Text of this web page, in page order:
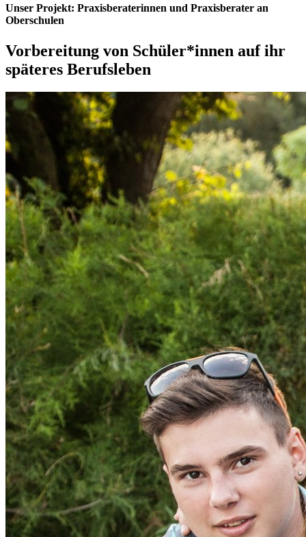
Unser Projekt: Praxisberaterinnen und Praxisberater an
Oberschulen
Vorbereitung von Schüler*innen auf ihr
späteres Berufsleben